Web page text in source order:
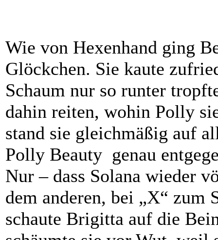
Wie von Hexenhand ging
Glöckchen. Sie kaute
Schaum nur so runter
dahin reiten, wohin Polly
stand sie gleichmäßig auf
Polly Beauty genau
Nur – dass Solana wieder
dem anderen, bei „X“
schaute Brigitta auf die